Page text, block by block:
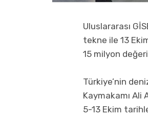
Uluslararası
tekne ile 13
15 milyon
Türkiye’nin
Kaymakamı Ali
5-13 Ekim